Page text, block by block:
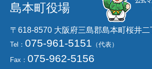
島本町役場
〒618-8570 大阪府三島郡島本町桜井
Tel： 075-961-5151 （代表）
Fax： 075-962-5156